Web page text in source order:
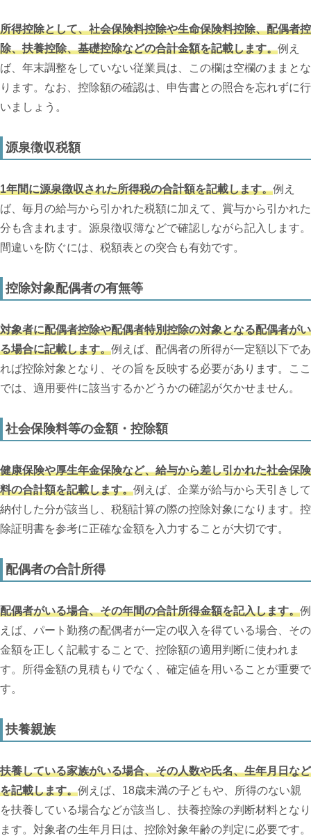
所得控除として、社会保険料控除や生命保険料控除、配偶者控
除、扶養控除、基礎控除などの合計金額を記載します。例え
ば、年末調整をしていない従業員は、この欄は空欄のままとな
ります。なお、控除額の確認は、申告書との照合を忘れずに行
いましょう。
源泉徴収税額
1年間に源泉徴収された所得税の合計額を記載します。例え
ば、毎月の給与から引かれた税額に加えて、賞与から引かれた
分も含まれます。源泉徴収簿などで確認しながら記入します。
間違いを防ぐには、税額表との突合も有効です。
控除対象配偶者の有無等
対象者に配偶者控除や配偶者特別控除の対象となる配偶者がい
る場合に記載します。例えば、配偶者の所得が一定額以下であ
れば控除対象となり、その旨を反映する必要があります。ここ
では、適用要件に該当するかどうかの確認が欠かせません。
社会保険料等の金額・控除額
健康保険や厚生年金保険など、給与から差し引かれた社会保険
料の合計額を記載します。例えば、企業が給与から天引きして
納付した分が該当し、税額計算の際の控除対象になります。控
除証明書を参考に正確な金額を入力することが大切です。
配偶者の合計所得
配偶者がいる場合、その年間の合計所得金額を記入します。例
えば、パート勤務の配偶者が一定の収入を得ている場合、その
金額を正しく記載することで、控除額の適用判断に使われま
す。所得金額の見積もりでなく、確定値を用いることが重要で
す。
扶養親族
扶養している家族がいる場合、その人数や氏名、生年月日など
を記載します。例えば、18歳未満の子どもや、所得のない親
を扶養している場合などが該当し、扶養控除の判断材料となり
ます。対象者の生年月日は、控除対象年齢の判定に必要です。